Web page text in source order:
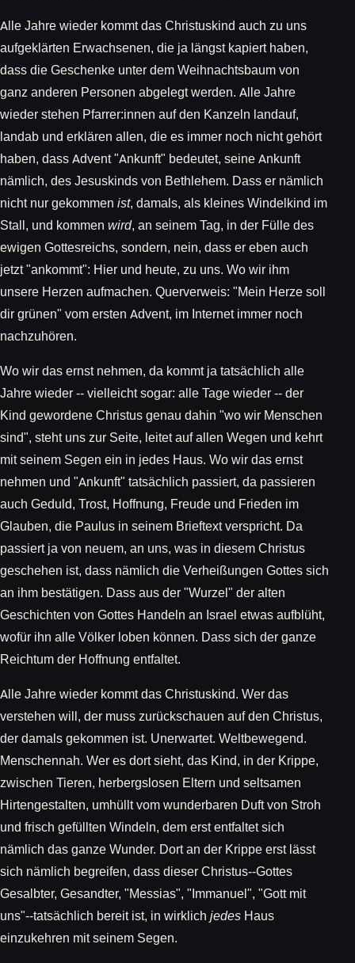
Alle Jahre wieder kommt das Christuskind auch zu uns
aufgeklärten Erwachsenen, die ja längst kapiert haben,
dass die Geschenke unter dem Weihnachtsbaum von
ganz anderen Personen abgelegt werden. Alle Jahre
wieder stehen Pfarrer:innen auf den Kanzeln landauf,
landab und erklären allen, die es immer noch nicht gehört
haben, dass Advent "Ankunft" bedeutet, seine Ankunft
nämlich, des Jesuskinds von Bethlehem. Dass er nämlich
nicht nur gekommen ist, damals, als kleines Windelkind im
Stall, und kommen wird, an seinem Tag, in der Fülle des
ewigen Gottesreichs, sondern, nein, dass er eben auch
jetzt "ankommt": Hier und heute, zu uns. Wo wir ihm
unsere Herzen aufmachen. Querverweis: "Mein Herze soll
dir grünen" vom ersten Advent, im Internet immer noch
nachzuhören.
Wo wir das ernst nehmen, da kommt ja tatsächlich alle
Jahre wieder -- vielleicht sogar: alle Tage wieder -- der
Kind gewordene Christus genau dahin "wo wir Menschen
sind", steht uns zur Seite, leitet auf allen Wegen und kehrt
mit seinem Segen ein in jedes Haus. Wo wir das ernst
nehmen und "Ankunft" tatsächlich passiert, da passieren
auch Geduld, Trost, Hoffnung, Freude und Frieden im
Glauben, die Paulus in seinem Brieftext verspricht. Da
passiert ja von neuem, an uns, was in diesem Christus
geschehen ist, dass nämlich die Verheißungen Gottes sich
an ihm bestätigen. Dass aus der "Wurzel" der alten
Geschichten von Gottes Handeln an Israel etwas aufblüht,
wofür ihn alle Völker loben können. Dass sich der ganze
Reichtum der Hoffnung entfaltet.
Alle Jahre wieder kommt das Christuskind. Wer das
verstehen will, der muss zurückschauen auf den Christus,
der damals gekommen ist. Unerwartet. Weltbewegend.
Menschennah. Wer es dort sieht, das Kind, in der Krippe,
zwischen Tieren, herbergslosen Eltern und seltsamen
Hirtengestalten, umhüllt vom wunderbaren Duft von Stroh
und frisch gefüllten Windeln, dem erst entfaltet sich
nämlich das ganze Wunder. Dort an der Krippe erst lässt
sich nämlich begreifen, dass dieser Christus--Gottes
Gesalbter, Gesandter, "Messias", "Immanuel", "Gott mit
uns"--tatsächlich bereit ist, in wirklich jedes Haus
einzukehren mit seinem Segen.